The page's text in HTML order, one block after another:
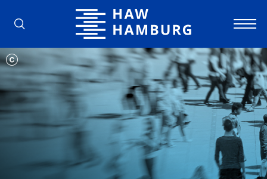
Hochschule für Angewandte